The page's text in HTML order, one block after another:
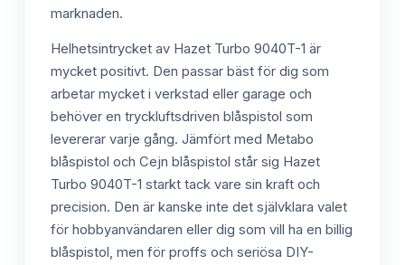
marknaden.
Helhetsintrycket av Hazet Turbo 9040T-1 är
mycket positivt. Den passar bäst för dig som
arbetar mycket i verkstad eller garage och
behöver en tryckluftsdriven blåspistol som
levererar varje gång. Jämfört med Metabo
blåspistol och Cejn blåspistol står sig Hazet
Turbo 9040T-1 starkt tack vare sin kraft och
precision. Den är kanske inte det självklara valet
för hobbyanvändaren eller dig som vill ha en billig
blåspistol, men för proffs och seriösa DIY-